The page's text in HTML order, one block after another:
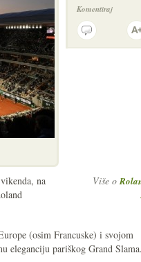
Komentiraj
Više o
na
(osim Francuske) i svojom
eleganciju pariškog Grand Slama.